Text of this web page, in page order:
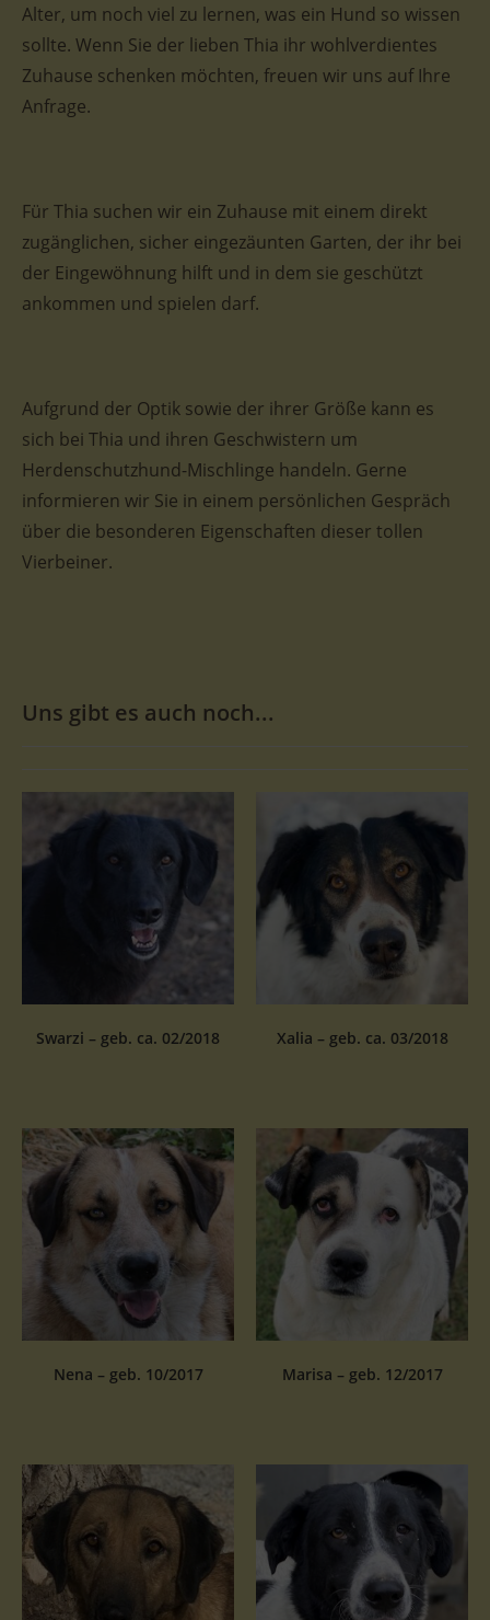
Alter, um noch viel zu lernen, was ein Hund so wissen
sollte. Wenn Sie der lieben Thia ihr wohlverdientes
Zuhause schenken möchten, freuen wir uns auf Ihre
Anfrage.
Für Thia suchen wir ein Zuhause mit einem direkt
zugänglichen, sicher eingezäunten Garten, der ihr bei
der Eingewöhnung hilft und in dem sie geschützt
ankommen und spielen darf.
Aufgrund der Optik sowie der ihrer Größe kann es
sich bei Thia und ihren Geschwistern um
Herdenschutzhund-Mischlinge handeln. Gerne
informieren wir Sie in einem persönlichen Gespräch
über die besonderen Eigenschaften dieser tollen
Vierbeiner.
Uns gibt es auch noch...
Swarzi – geb. ca. 02/2018 Xalia – geb. ca. 03/2018
Nena – geb. 10/2017 Marisa – geb. 12/2017